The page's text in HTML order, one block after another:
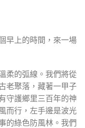
早上的時間，來一場
柔的弧線。我們將從
老聚落，藏著一甲子
守護鄉里三百年的神
而行，左手邊是波光
的綠色防風林。我們